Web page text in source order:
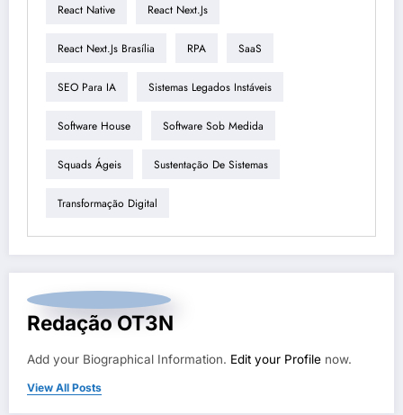
React Native React Next.js
React Next.js Brasília RPA SaaS
SEO Para IA Sistemas Legados Instáveis
Software House Software Sob Medida
Squads Ágeis Sustentação De Sistemas
Transformação Digital
Redação OT3N
Add your Biographical Information. Edit your Profile now.
View All Posts